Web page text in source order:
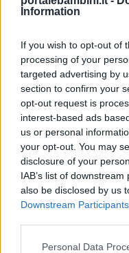
Information
If you wish to opt-out of
processing of your
targeted advertising by
section to confirm your
opt-out request is
interest-based ads
us or personal
your opt-out. You may
disclosure of your
IAB’s list of
also be disclosed by us
Downstream Participants
Personal Data